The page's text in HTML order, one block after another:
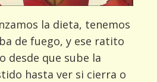
la dieta, tenemos
de fuego, y ese ratito
desde que sube la
hasta ver si cierra o